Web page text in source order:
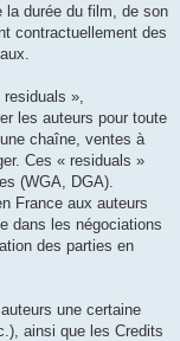
la durée du film, de son
contractuellement des
»,
les auteurs pour toute
chaîne, ventes à
Ces « residuals »
(WGA, DGA).
France aux auteurs
dans les négociations
des parties en
une certaine
ainsi que les Credits